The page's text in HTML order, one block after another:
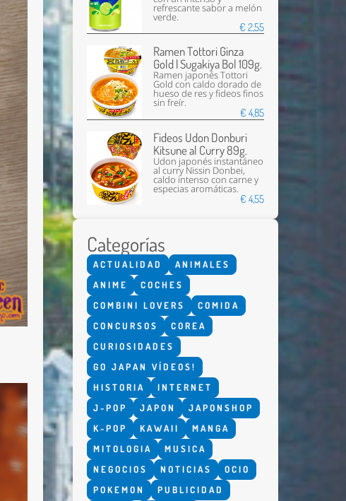
refrescante sabor a melón
verde.
€ 2,55
Ramen Tottori Ginza
Gold | Sugakiya Bol 109g.
Ramen japonés Tottori
Gold con caldo dorado de
hueso de res y fideos finos
sin freír.
€ 4,85
Fideos Udon Donburi
Kitsune al Curry 89g.
Udon japonés instantáneo
al curry Nissin Donbei,
caldo intenso con carne y
especias aromáticas.
€ 4,55
Categorías
ACTUALIDAD
ANIMALES
ANIME
COCHES
COMBINI LOVERS
COMIDA
CONCURSOS
COREA
CURIOSIDADES
GO JAPAN VÍDEOS!
HISTORIA
INTERNET
J-POP
JAPON
JAPONSHOP
K-POP
KAWAII
MANGA
MITOLOGIA
MUSICA
NEGOCIOS
NOTICIAS
OCIO
POKEMON
PUBLICIDAD
Enviar